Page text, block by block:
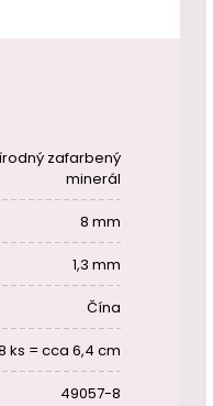
zafarbený
minerál
8 mm
1,3 mm
Čína
ks = cca 6,4 cm
49057-8